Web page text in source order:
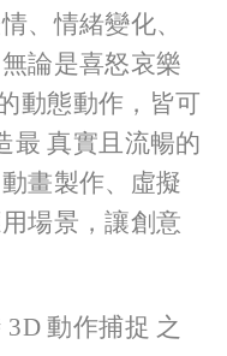
、情緒變化、
論是喜怒哀樂
動態動作，皆可
最 真實且流暢的
畫製作、虛擬
場景，讓創意
動作捕捉 之